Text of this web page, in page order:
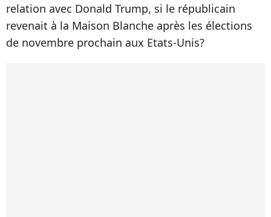
relation avec Donald Trump, si le républicain
revenait à la Maison Blanche après les élections
de novembre prochain aux Etats-Unis?